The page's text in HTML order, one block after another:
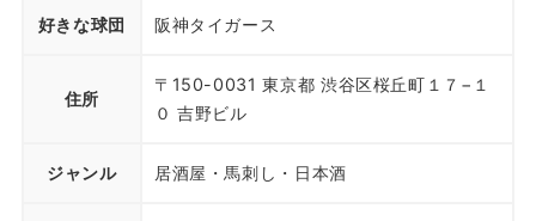
好きな球団 阪神タイガース
住所
〒150-0031 東京都 渋谷区桜丘町１７−１
０ 吉野ビル
ジャンル 居酒屋・馬刺し・日本酒